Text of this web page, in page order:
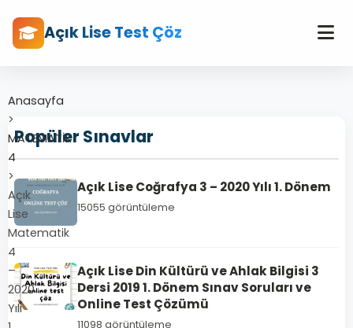
Açık Lise Test Çöz
Anasayfa
>
MATEMATİK
4
>
Açık
Lise
Matematik
4
–
2020
Yılı
Popüler Sınavlar
Açık Lise Coğrafya 3 – 2020 Yılı 1. Dönem
15055 görüntüleme
Açık Lise Din Kültürü ve Ahlak Bilgisi 3
Dersi 2019 1. Dönem Sınav Soruları ve
Online Test Çözümü
11098 görüntüleme